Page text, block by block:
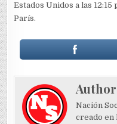
Estados Unidos a las 12:15
París.
Nación
creado en